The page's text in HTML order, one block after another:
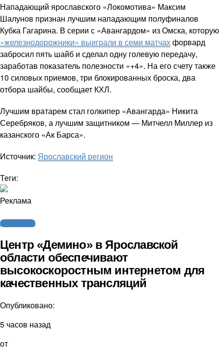
Нападающий ярославского «Локомотива» Максим
Шалунов признан лучшим нападающим полуфиналов
Кубка Гагарина. В серии с «Авангардом» из Омска, которую
«железнодорожники» выиграли в семи матчахфорвард
забросил пять шайб и сделал одну голевую передачу,
заработав показатель полезности «+4». На его счету также
10 силовых приемов, три блокированных броска, два
отбора шайбы, сообщает КХЛ.
Лучшим вратарем стал голкипер «Авангарда» Никита
Серебряков, а лучшим защитником — Митчелл Миллер из
казанского «Ак Барса».
Источник: Ярославский регион
Теги:
Реклама
Другие виды
Центр «Демино» в Ярославской
области обеспечивают
высокоскоростным интернетом для
качественных трансляций
Опубликовано:
5 часов назад
от